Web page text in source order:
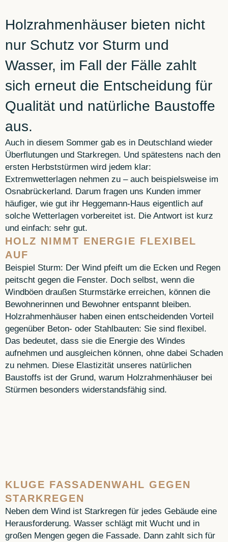
Holzrahmenhäuser bieten nicht
nur Schutz vor Sturm und
Wasser, im Fall der Fälle zahlt
sich erneut die Entscheidung für
Qualität und natürliche Baustoffe
aus.
Auch in diesem Sommer gab es in Deutschland wieder
Überflutungen und Starkregen. Und spätestens nach den
ersten Herbststürmen wird jedem klar:
Extremwetterlagen nehmen zu – auch beispielsweise im
Osnabrückerland. Darum fragen uns Kunden immer
häufiger, wie gut ihr Heggemann-Haus eigentlich auf
solche Wetterlagen vorbereitet ist. Die Antwort ist kurz
und einfach: sehr gut.
HOLZ NIMMT ENERGIE FLEXIBEL
AUF
Beispiel Sturm: Der Wind pfeift um die Ecken und Regen
peitscht gegen die Fenster. Doch selbst, wenn die
Windböen draußen Sturmstärke erreichen, können die
Bewohnerinnen und Bewohner entspannt bleiben.
Holzrahmenhäuser haben einen entscheidenden Vorteil
gegenüber Beton- oder Stahlbauten: Sie sind flexibel.
Das bedeutet, dass sie die Energie des Windes
aufnehmen und ausgleichen können, ohne dabei Schaden
zu nehmen. Diese Elastizität unseres natürlichen
Baustoffs ist der Grund, warum Holzrahmenhäuser bei
Stürmen besonders widerstandsfähig sind.
KLUGE FASSADENWAHL GEGEN
STARKREGEN
Neben dem Wind ist Starkregen für jedes Gebäude eine
Herausforderung. Wasser schlägt mit Wucht und in
großen Mengen gegen die Fassade. Dann zahlt sich für